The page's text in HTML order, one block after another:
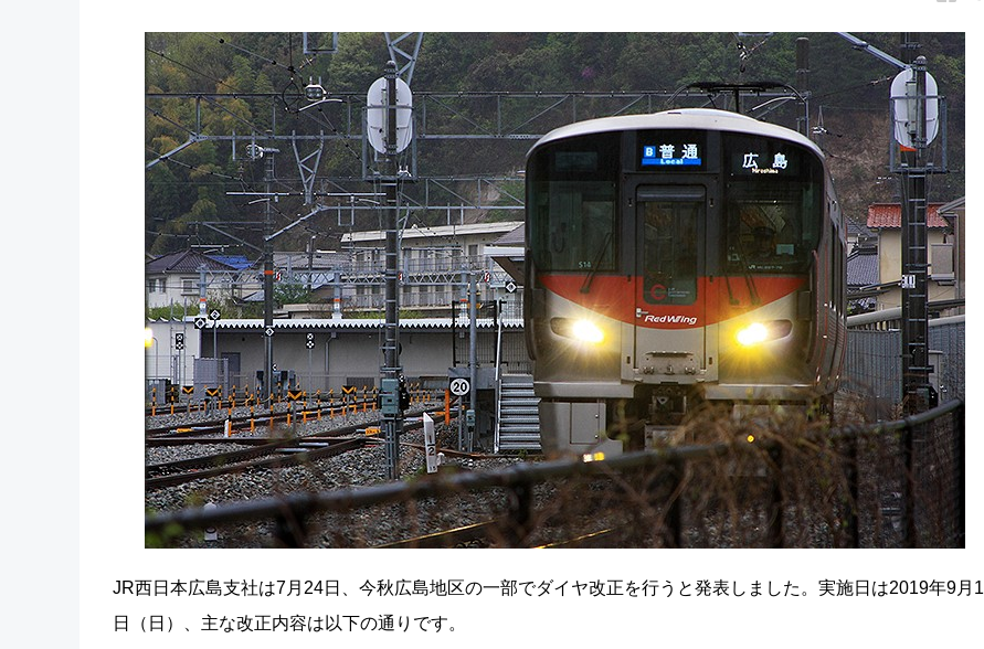
JR西日本広島支社は7月24日、今秋広島地区の一部でダイヤ改正を行うと発表しました。実施日は2019年9月1
日（日）、主な改正内容は以下の通りです。